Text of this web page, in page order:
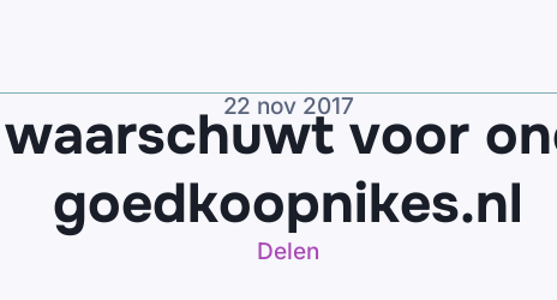
22 nov 2017voor
goedkoopnikes.nl
Delen